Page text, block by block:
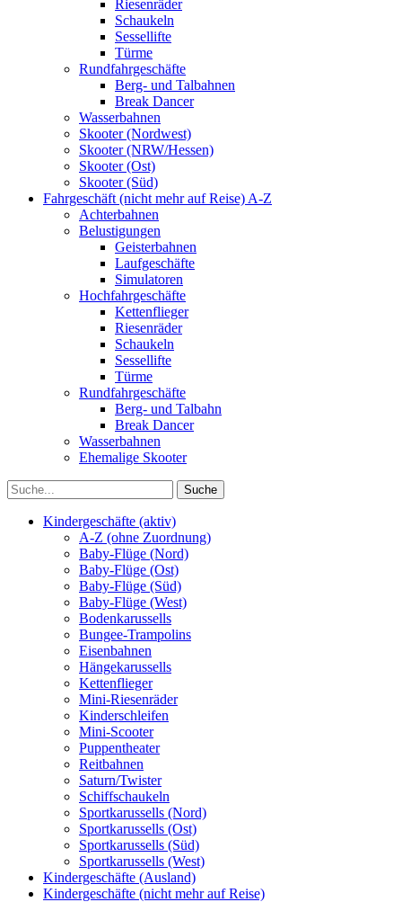
Riesenräder
Schaukeln
Sessellifte
Türme
Rundfahrgeschäfte
Berg- und Talbahnen
Break Dancer
Wasserbahnen
Skooter (Nordwest)
Skooter (NRW/Hessen)
Skooter (Ost)
Skooter (Süd)
Fahrgeschäft (nicht mehr auf Reise) A-Z
Achterbahnen
Belustigungen
Geisterbahnen
Laufgeschäfte
Simulatoren
Hochfahrgeschäfte
Kettenflieger
Riesenräder
Schaukeln
Sessellifte
Türme
Rundfahrgeschäfte
Berg- und Talbahn
Break Dancer
Wasserbahnen
Ehemalige Skooter
Kindergeschäfte (aktiv)
A-Z (ohne Zuordnung)
Baby-Flüge (Nord)
Baby-Flüge (Ost)
Baby-Flüge (Süd)
Baby-Flüge (West)
Bodenkarussells
Bungee-Trampolins
Eisenbahnen
Hängekarussells
Kettenflieger
Mini-Riesenräder
Kinderschleifen
Mini-Scooter
Puppentheater
Reitbahnen
Saturn/Twister
Schiffschaukeln
Sportkarussells (Nord)
Sportkarussells (Ost)
Sportkarussells (Süd)
Sportkarussells (West)
Kindergeschäfte (Ausland)
Kindergeschäfte (nicht mehr auf Reise)